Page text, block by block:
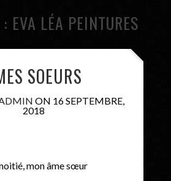
EVA LÉA PEINTURES
SOEURS
ON 16 SEPTEMBRE,
2018
mon âme sœur